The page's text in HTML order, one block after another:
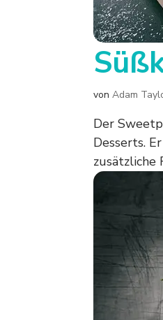
vonAdam
Der
Desserts.
zusätzliche